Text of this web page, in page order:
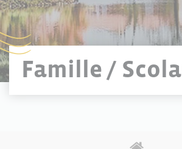
Famille /